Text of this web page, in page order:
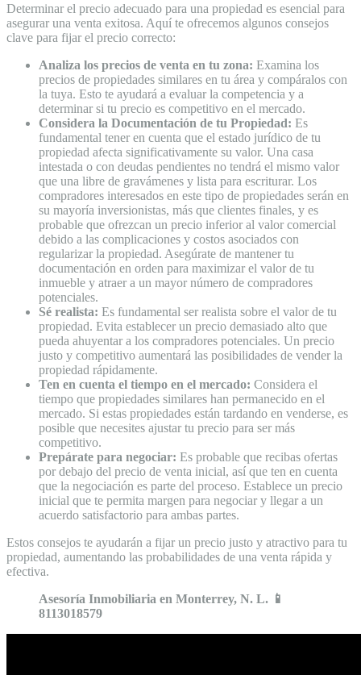
Determinar el precio adecuado para una propiedad es esencial para
asegurar una venta exitosa. Aquí te ofrecemos algunos consejos
clave para fijar el precio correcto:
Analiza los precios de venta en tu zona: Examina los
precios de propiedades similares en tu área y compáralos con
la tuya. Esto te ayudará a evaluar la competencia y a
determinar si tu precio es competitivo en el mercado.
Considera la Documentación de tu Propiedad: Es
fundamental tener en cuenta que el estado jurídico de tu
propiedad afecta significativamente su valor. Una casa
intestada o con deudas pendientes no tendrá el mismo valor
que una libre de gravámenes y lista para escriturar. Los
compradores interesados en este tipo de propiedades serán en
su mayoría inversionistas, más que clientes finales, y es
probable que ofrezcan un precio inferior al valor comercial
debido a las complicaciones y costos asociados con
regularizar la propiedad. Asegúrate de mantener tu
documentación en orden para maximizar el valor de tu
inmueble y atraer a un mayor número de compradores
potenciales.
Sé realista: Es fundamental ser realista sobre el valor de tu
propiedad. Evita establecer un precio demasiado alto que
pueda ahuyentar a los compradores potenciales. Un precio
justo y competitivo aumentará las posibilidades de vender la
propiedad rápidamente.
Ten en cuenta el tiempo en el mercado: Considera el
tiempo que propiedades similares han permanecido en el
mercado. Si estas propiedades están tardando en venderse, es
posible que necesites ajustar tu precio para ser más
competitivo.
Prepárate para negociar: Es probable que recibas ofertas
por debajo del precio de venta inicial, así que ten en cuenta
que la negociación es parte del proceso. Establece un precio
inicial que te permita margen para negociar y llegar a un
acuerdo satisfactorio para ambas partes.
Estos consejos te ayudarán a fijar un precio justo y atractivo para tu
propiedad, aumentando las probabilidades de una venta rápida y
efectiva.
Asesoría Inmobiliaria en Monterrey, N. L. 📱
8113018579